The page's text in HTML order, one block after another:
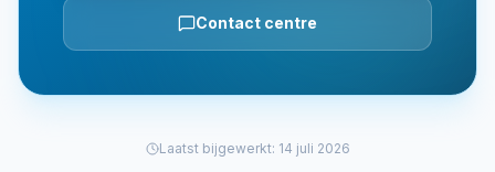
Contact centre
Laatst bijgewerkt: 14 juli 2026